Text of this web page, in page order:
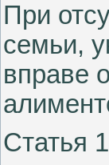
При
семьи,
вправе
Статья